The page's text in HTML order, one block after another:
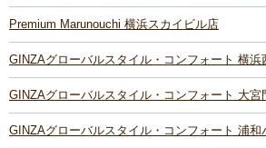
Premium Marunouchi 横浜スカイビル店
GINZAグローバルスタイル・コンフォート 横浜
GINZAグローバルスタイル・コンフォート 大宮
GINZAグローバルスタイル・コンフォート 浦和